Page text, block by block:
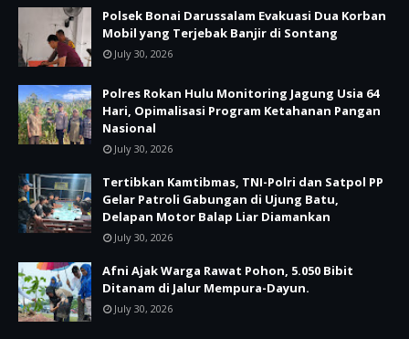
Polsek Bonai Darussalam Evakuasi Dua Korban
Mobil yang Terjebak Banjir di Sontang
July 30, 2026
Polres Rokan Hulu Monitoring Jagung Usia 64
Hari, Opimalisasi Program Ketahanan Pangan
Nasional
July 30, 2026
Tertibkan Kamtibmas, TNI-Polri dan Satpol PP
Gelar Patroli Gabungan di Ujung Batu,
Delapan Motor Balap Liar Diamankan
July 30, 2026
Afni Ajak Warga Rawat Pohon, 5.050 Bibit
Ditanam di Jalur Mempura-Dayun.
July 30, 2026